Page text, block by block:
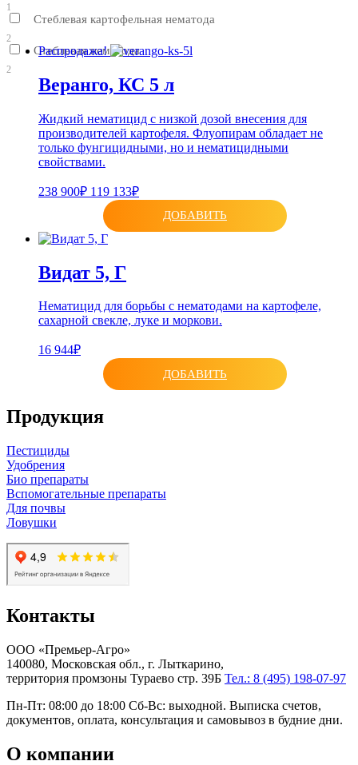
1
Стеблевая картофельная нематода
2
Стеблевая нематода
2
Распродажа!
Веранго, КС 5 л
Жидкий нематицид с низкой дозой внесения для
производителей картофеля. Флуопирам обладает не
только фунгицидными, но и нематицидными
свойствами.
238 900₽ 119 133₽
ДОБАВИТЬ
Видат 5, Г
Нематицид для борьбы с нематодами на картофеле,
сахарной свекле, луке и моркови.
16 944₽
ДОБАВИТЬ
Продукция
Пестициды
Удобрения
Био препараты
Вспомогательные препараты
Для почвы
Ловушки
Контакты
ООО «Премьер-Агро»
140080, Московская обл., г. Лыткарино,
территория промзоны Тураево стр. 39Б Тел.: 8 (495) 198-07-97
Пн-Пт: 08:00 до 18:00 Сб-Вс: выходной. Выписка счетов,
документов, оплата, консультация и самовывоз в будние дни.
О компании